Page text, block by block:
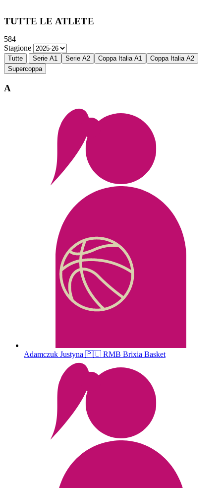
TUTTE LE ATLETE
584
Stagione
Tutte Serie A1 Serie A2 Coppa Italia A1
Coppa Italia A2
Supercoppa
A
Adamczuk Justyna 🇵🇱 RMB Brixia Basket